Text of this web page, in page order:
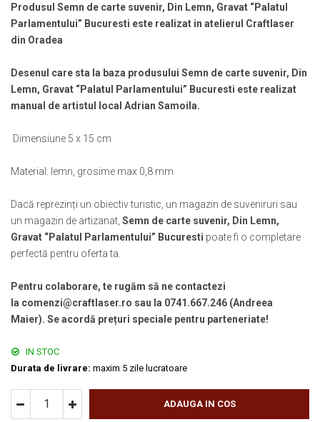
Muzeul National de Istorie a Romaniei
Muzeul Unirii Iasi
Orase si zone istorice
Bucuresti
Cluj Napoca
Iasi
Oradea
Palate si Curti Domnesti
Curtea Domneasca, Targoviste
Ruginoasa
Palatul Culturii Iasi
Suport pahare suvenir
Suport pahare suvenir din lemn
Tablou suvenir
Tablouri acuarela
Tablouri gravate
Colectia "Visit Romania"
Colectia Vintage
Produsul Semn de carte suvenir, Din Lemn, Gravat “Palatul
Parlamentului” Bucuresti este realizat in atelierul Craftlaser
din Oradea
Desenul care sta la baza produsului Semn de carte suvenir, Din
Lemn, Gravat “Palatul Parlamentului” Bucuresti este realizat
manual de artistul local Adrian Samoila.
Dimensiune 5 x 15 cm
Material: lemn, grosime max 0,8 mm
Dacă reprezinți un obiectiv turistic, un magazin de suveniruri sau
un magazin de artizanat, Semn de carte suvenir, Din Lemn,
Gravat “Palatul Parlamentului” Bucuresti poate fi o completare
perfectă pentru oferta ta.
Pentru colaborare, te rugăm să ne contactezi
la comenzi@craftlaser.ro sau la 0741.667.246 (Andreea
Maier). Se acordă prețuri speciale pentru parteneriate!
IN STOC
Durata de livrare: maxim 5 zile lucratoare
ADAUGA IN COS